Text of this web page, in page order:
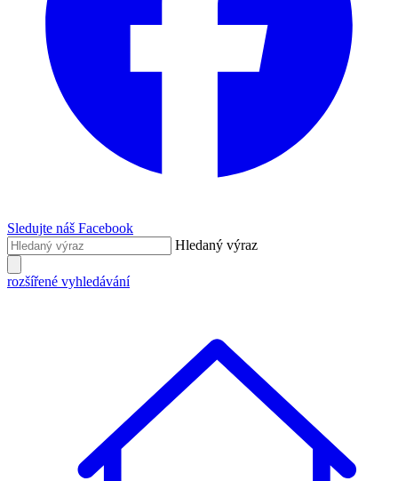
Sledujte náš Facebook
Hledaný výraz
rozšířené vyhledávání